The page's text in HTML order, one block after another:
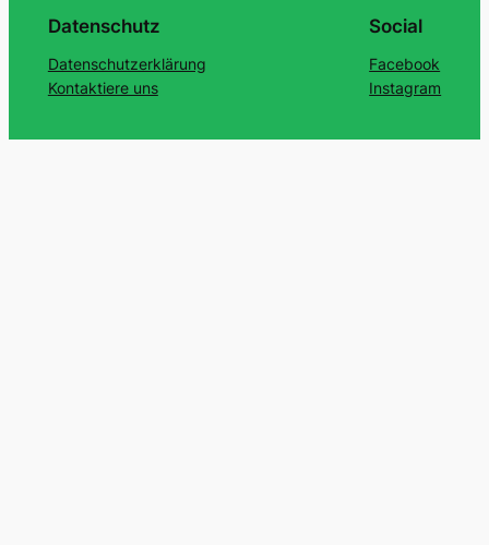
Datenschutz
Datenschutzerklärung
Kontaktiere uns
Social
Facebook
Instagram